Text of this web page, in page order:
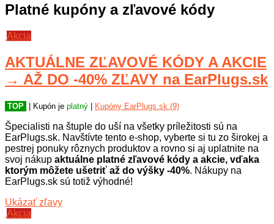
cestovné doplnky. Má najširšiu
ponuku štupľov do uší na trhu - od
klasických penových až po
špeciálne štuple z titánu alebo
hliníka. Je tiež výhradným
distribútorom cestovných vankúšikov
značky Cabeau pre český a
slovenský trh, a výrobca masiek na
"ikony" v ponuke patrí americká
značka cestovných doplnkov z
Colorada Matador alebo Naturehike.
Nájdete tu aj sortiment ochranných
pomôcok, doplnkov na cestovanie,
zdravej výživy a rovnako ako aj
produktov pre eko domácnosť.
Výhodou pri nakupovaní je určite aj
odoslanie objednávky v rovnaký
deň, ak si objednáte do 13:30,
predĺžená 30-dňová garancia na
Platné kupóny a zľavové kódy
Akcia
AKTUÁLNE ZĽAVOVÉ KÓDY A AKCIE
→ AŽ DO -40% ZĽAVY na EarPlugs.sk
TOP | Kupón je platný | Kupóny EarPlugs.sk (9)
Špecialisti na štuple do uší na všetky príležitosti sú na
EarPlugs.sk. Navštívte tento e-shop, vyberte si tu zo širokej a
pestrej ponuky rôznych produktov a rovno si aj uplatnite na
svoj nákup aktuálne platné zľavové kódy a akcie, vďaka
ktorým môžete ušetriť až do výšky -40%. Nákupy na
EarPlugs.sk sú totiž výhodné!
Ukázať zľavy
Akcia